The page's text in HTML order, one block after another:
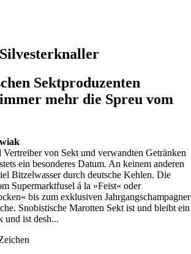
Sektproduzenten
mehr die Spreu vom
von Sekt und verwandten Getränken
ein besonderes Datum. An keinem anderen
Bitzelwasser durch deutsche Kehlen. Die
Supermarktfusel á la »Feist« oder
bis zum exklusiven Jahrgangschampagner
Snobistische Marotten Sekt ist und bleibt ein
und ist desh...